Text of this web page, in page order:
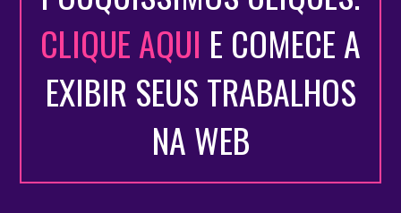
CLIQUE AQUI E COMECE A
EXIBIR SEUS TRABALHOS
NA WEB